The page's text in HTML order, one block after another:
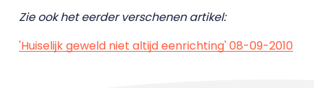
Zie ook het eerder verschenen artikel:
'Huiselijk geweld niet altijd eenrichting' 08-09-2010